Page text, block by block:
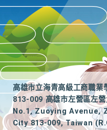
高雄市立海青高級工商職業
813-009 高雄市左營區左
No.1, Zuoying Avenue,
City 813-009, Taiwan